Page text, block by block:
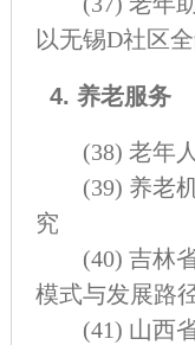
以无锡D社区
4. 养老服务
(38) 老年
(39) 养老
究
(40) 吉林
模式与发展路
(41) 山西